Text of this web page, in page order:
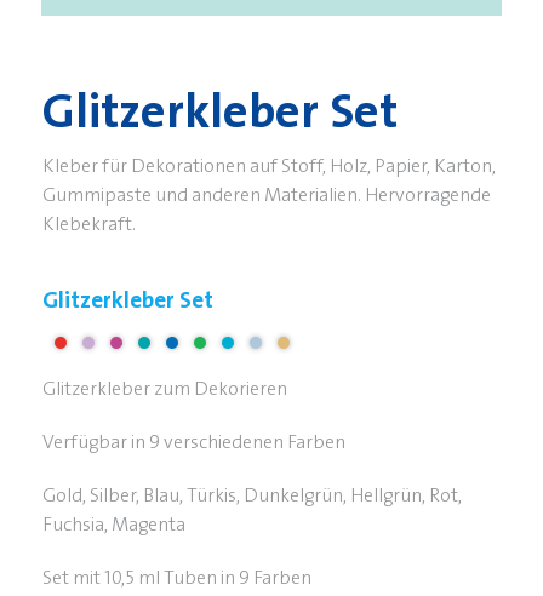
Glitzerkleber Set
Kleber für Dekorationen auf Stoff, Holz, Papier, Karton,
Gummipaste und anderen Materialien. Hervorragende
Klebekraft.
Glitzerkleber Set
Glitzerkleber zum Dekorieren
Verfügbar in 9 verschiedenen Farben
Gold, Silber, Blau, Türkis, Dunkelgrün, Hellgrün, Rot,
Fuchsia, Magenta
Set mit 10,5 ml Tuben in 9 Farben